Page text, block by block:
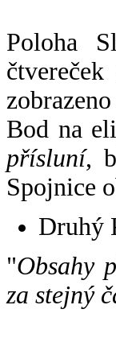
Poloha
Bod na
přísluní,
Spojnice
Druhý
"Obsahy
za stejný